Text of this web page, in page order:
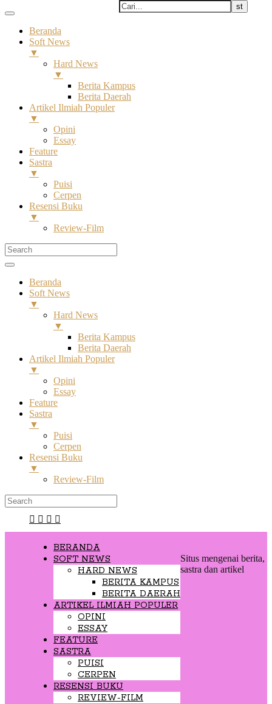
Beranda
Soft News
▼
Hard News
▼
Berita Kampus
Berita Daerah
Artikel Ilmiah Populer
▼
Opini
Essay
Feature
Sastra
▼
Puisi
Cerpen
Resensi Buku
▼
Review-Film
Beranda
Soft News
▼
Hard News
▼
Berita Kampus
Berita Daerah
Artikel Ilmiah Populer
▼
Opini
Essay
Feature
Sastra
▼
Puisi
Cerpen
Resensi Buku
▼
Review-Film
BERANDA
SOFT NEWS
HARD NEWS
BERITA KAMPUS
BERITA DAERAH
ARTIKEL ILMIAH POPULER
OPINI
ESSAY
FEATURE
SASTRA
PUISI
CERPEN
RESENSI BUKU
REVIEW-FILM
Situs mengenai berita,
sastra dan artikel